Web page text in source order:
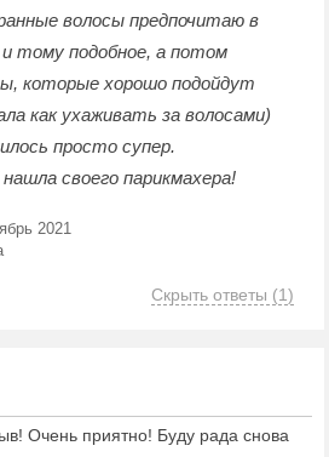
волосы предпочитаю в
и тому подобное, а потом
которые хорошо подойдут
как ухаживать за волосами)
просто супер.
своего парикмахера!
2021
Скрыть ответы (1)
Очень приятно! Буду рада снова